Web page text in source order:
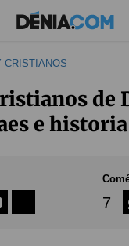
CRISTIANOS
de
e historia
7